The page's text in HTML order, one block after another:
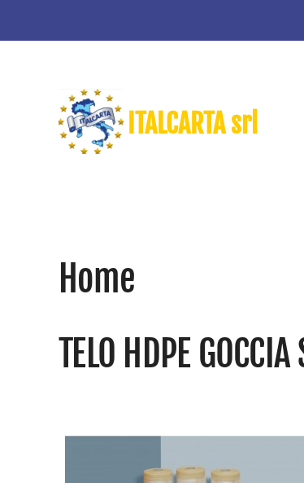
Skip to main content
ITALCARTA srl
Home
TELO HDPE